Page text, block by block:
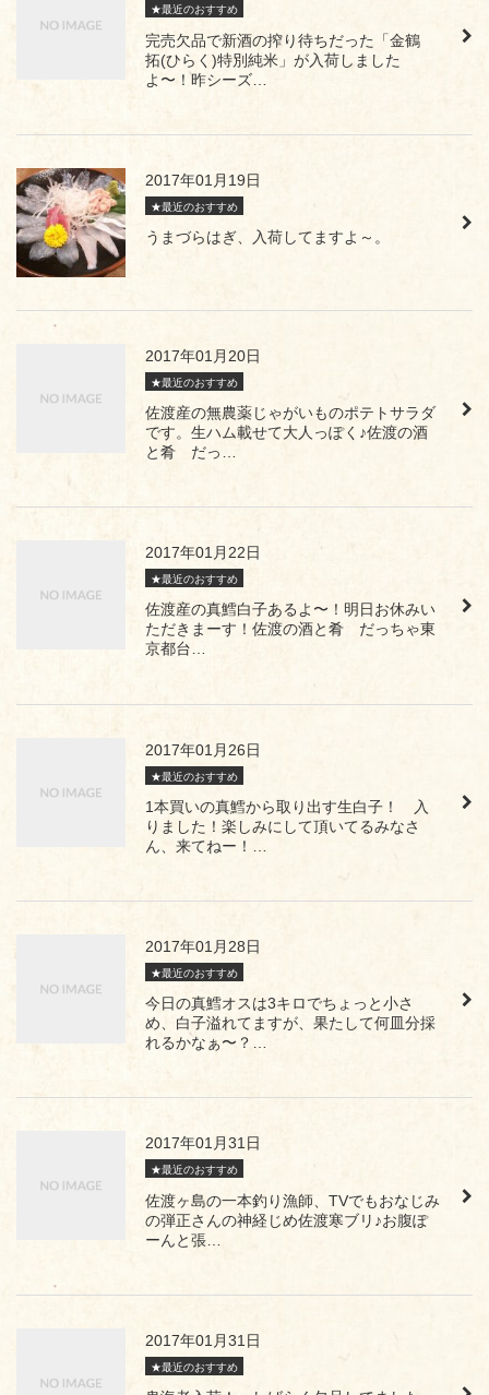
★最近のおすすめ
完売欠品で新酒の搾り待ちだった「金鶴
拓(ひらく)特別純米」が入荷しました
よ〜！昨シーズ…
2017年01月19日
★最近のおすすめ
うまづらはぎ、入荷してますよ～。
2017年01月20日
★最近のおすすめ
佐渡産の無農薬じゃがいものポテトサラダ
です。生ハム載せて大人っぽく♪佐渡の酒
と肴 だっ…
2017年01月22日
★最近のおすすめ
佐渡産の真鱈白子あるよ〜！明日お休みい
ただきまーす！佐渡の酒と肴 だっちゃ東
京都台…
2017年01月26日
★最近のおすすめ
1本買いの真鱈から取り出す生白子！ 入
りました！楽しみにして頂いてるみなさ
ん、来てねー！…
2017年01月28日
★最近のおすすめ
今日の真鱈オスは3キロでちょっと小さ
め、白子溢れてますが、果たして何皿分採
れるかなぁ〜？…
2017年01月31日
★最近のおすすめ
佐渡ヶ島の一本釣り漁師、TVでもおなじみ
の弾正さんの神経じめ佐渡寒ブリ♪お腹ぽ
ーんと張…
2017年01月31日
★最近のおすすめ